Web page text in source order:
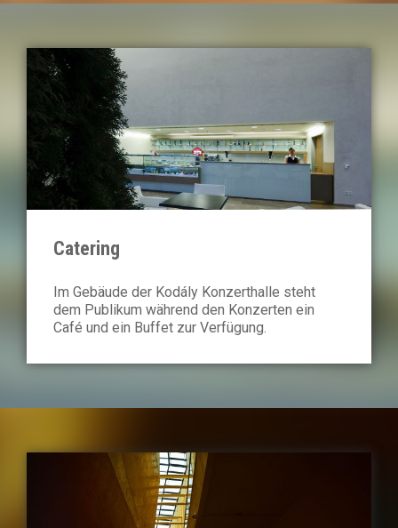
Catering
Im Gebäude der Kodály Konzerthalle steht
dem Publikum während den Konzerten ein
Café und ein Buffet zur Verfügung.